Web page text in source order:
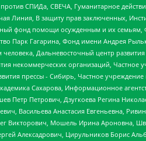
СПИДа, СВЕЧА, Гуманитарное
Линия, В защиту прав заключенных,
фонд помощи осужденным и их семьям,
Парк Гагарина, Фонд имени Андрея
человека, Дальневосточный центр
организаций, Частное
прессы - Сибирь, Частное
Сахарова, Информационное
Петр Петрович, Дзугкоева Регина
Васильева Анастасия Евгеньевна,
Викторович, Мошель Ирина Ароновна,
Алексадрович, Цирульников Борис